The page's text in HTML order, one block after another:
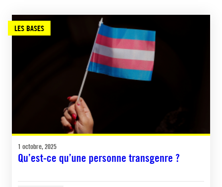
LES BASES
1 octobre, 2025
Qu’est-ce qu’une personne transgenre ?